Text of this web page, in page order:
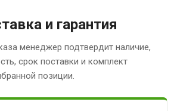
и гарантия
менеджер подтвердит наличие,
срок поставки и комплект
позиции.